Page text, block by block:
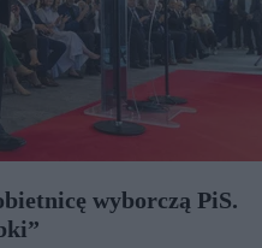
wyborczą PiS.